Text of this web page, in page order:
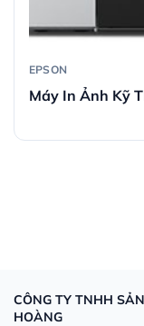
EPSON
Máy In Ảnh Kỹ
CÔNG TY TNHH
HOÀNG